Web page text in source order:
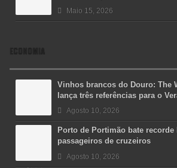
Maio 15, 2026
ECONOMIA
Vinhos brancos do Douro: The
lança três referências para o
Agosto 10, 2026
Porto de Portimão bate
passageiros de cruzeiros
Agosto 10, 2026